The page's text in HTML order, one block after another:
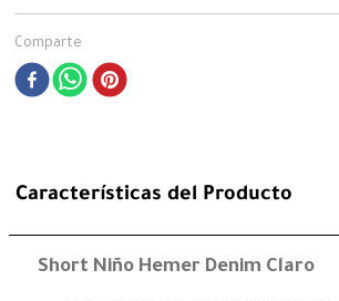
Comparte
Características del Producto
Short Niño Hemer Denim Claro